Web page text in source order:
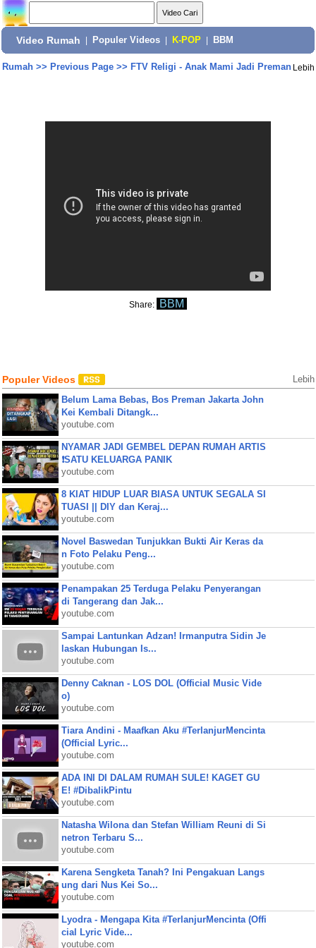
Video Rumah Populer Videos K-POP BBM
Rumah>> Previous Page>> FTV Religi - Anak Mami Jadi Preman Lebih
Share: BBM
Populer Videos Lebih
Belum Lama Bebas, Bos Preman Jakarta John
Kei Kembali Ditangk...
youtube.com
NYAMAR JADI GEMBEL DEPAN RUMAH ARTIS
❗SATU KELUARGA PANIK
youtube.com
8 KIAT HIDUP LUAR BIASA UNTUK SEGALA SI
TUASI || DIY dan Keraj...
youtube.com
Novel Baswedan Tunjukkan Bukti Air Keras da
n Foto Pelaku Peng...
youtube.com
Penampakan 25 Terduga Pelaku Penyerangan
di Tangerang dan Jak...
youtube.com
Sampai Lantunkan Adzan! Irmanputra Sidin Je
laskan Hubungan Is...
youtube.com
Denny Caknan - LOS DOL (Official Music Vide
o)
youtube.com
Tiara Andini - Maafkan Aku #TerlanjurMencinta
(Official Lyric...
youtube.com
ADA INI DI DALAM RUMAH SULE! KAGET GU
E! #DibalikPintu
youtube.com
Natasha Wilona dan Stefan William Reuni di Si
netron Terbaru S...
youtube.com
Karena Sengketa Tanah? Ini Pengakuan Langs
ung dari Nus Kei So...
youtube.com
Lyodra - Mengapa Kita #TerlanjurMencinta (Offi
cial Lyric Vide...
youtube.com